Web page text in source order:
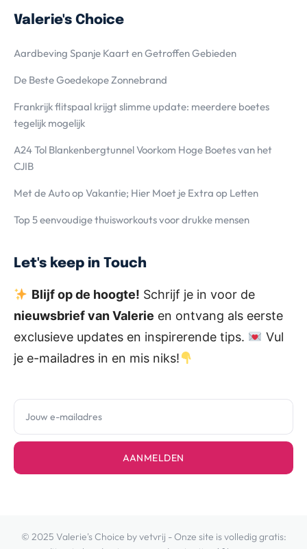
Valerie's Choice
Aardbeving Spanje Kaart en Getroffen Gebieden
De Beste Goedekope Zonnebrand
Frankrijk flitspaal krijgt slimme update: meerdere boetes
tegelijk mogelijk
A24 Tol Blankenbergtunnel Voorkom Hoge Boetes van het
CJIB
Met de Auto op Vakantie; Hier Moet je Extra op Letten
Top 5 eenvoudige thuisworkouts voor drukke mensen
Let's keep in Touch
Blijf op de hoogte! Schrijf je in voor de
nieuwsbrief van Valerie en ontvang als eerste
exclusieve updates en inspirerende tips.
Vul
je e-mailadres in en mis niks!
AANMELDEN
© 2025 Valerie's Choice by vetvrij - Onze site is volledig gratis: